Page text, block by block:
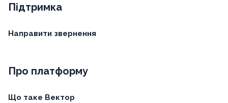
Підтримка
Направити звернення
Про платформу
Що таке Вектор